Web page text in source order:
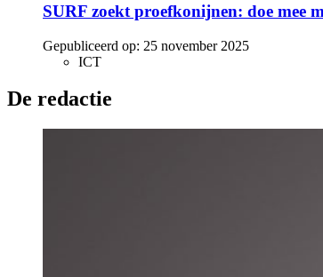
SURF zoekt proefkonijnen: doe mee
Gepubliceerd op: 25 november 2025
ICT
De redactie